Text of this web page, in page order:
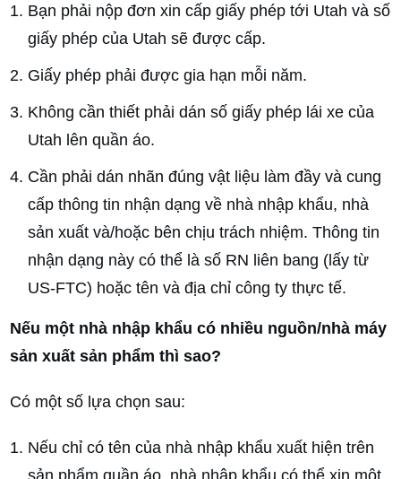
Bạn phải nộp đơn xin cấp giấy phép tới Utah và số
giấy phép của Utah sẽ được cấp.
Giấy phép phải được gia hạn mỗi năm.
Không cần thiết phải dán số giấy phép lái xe của
Utah lên quần áo.
Cần phải dán nhãn đúng vật liệu làm đầy và cung
cấp thông tin nhận dạng về nhà nhập khẩu, nhà
sản xuất và/hoặc bên chịu trách nhiệm. Thông tin
nhận dạng này có thể là số RN liên bang (lấy từ
US-FTC) hoặc tên và địa chỉ công ty thực tế.
Nếu một nhà nhập khẩu có nhiều nguồn/nhà máy
sản xuất sản phẩm thì sao?
Có một số lựa chọn sau:
Nếu chỉ có tên của nhà nhập khẩu xuất hiện trên
sản phẩm quần áo, nhà nhập khẩu có thể xin một